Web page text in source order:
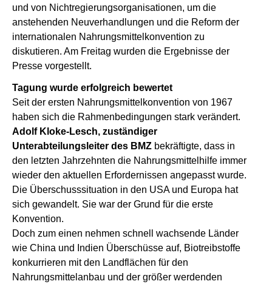
und von Nichtregierungsorganisationen, um die
anstehenden Neuverhandlungen und die Reform der
internationalen Nahrungsmittelkonvention zu
diskutieren. Am Freitag wurden die Ergebnisse der
Presse vorgestellt.
Tagung wurde erfolgreich bewertet
Seit der ersten Nahrungsmittelkonvention von 1967
haben sich die Rahmenbedingungen stark verändert.
Adolf Kloke-Lesch, zuständiger
Unterabteilungsleiter des BMZ bekräftigte, dass in
den letzten Jahrzehnten die Nahrungsmittelhilfe immer
wieder den aktuellen Erfordernissen angepasst wurde.
Die Überschusssituation in den USA und Europa hat
sich gewandelt. Sie war der Grund für die erste
Konvention.
Doch zum einen nehmen schnell wachsende Länder
wie China und Indien Überschüsse auf, Biotreibstoffe
konkurrieren mit den Landflächen für den
Nahrungsmittelanbau und der größer werdenden